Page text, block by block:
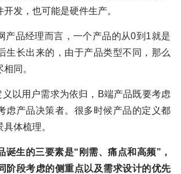
发，也可能是硬件生产。
产品经理而言，一个产品的从0到1就是
生长出来的，由于产品类型不同，那么
同。
以用户需求为依归，B端产品既要考虑
虑产品决策者。很多时候产品的定义都
体梳理。
诞生的三要素是“刚需、痛点和高频”，
阶段考虑的侧重点以及需求设计的优先